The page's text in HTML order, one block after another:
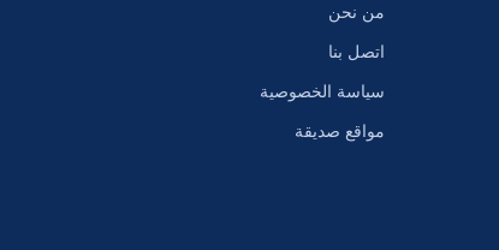
من نحن
اتصل بنا
سياسة الخصوصية
مواقع صديقة